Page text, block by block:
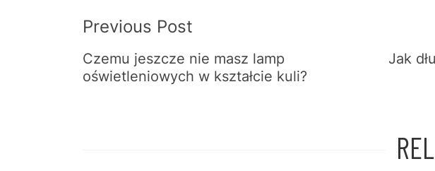
Previous Post
Czemu jeszcze nie masz lamp
oświetleniowych w kształcie kuli?
Jak